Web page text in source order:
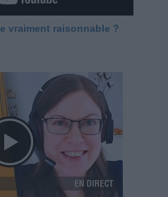
vraiment raisonnable ?